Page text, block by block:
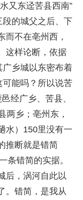
又东迳苦县西南”
段的城父之后、下
而不在亳州西，
这样论断，依据
乡城以东密布着
可能吗？所以说苦
经广乡、苦县、
两乡；亳州东，
水）150里没有一
推断就是错简
条错简的实据。
后，涡河自此以
。错简，是我从